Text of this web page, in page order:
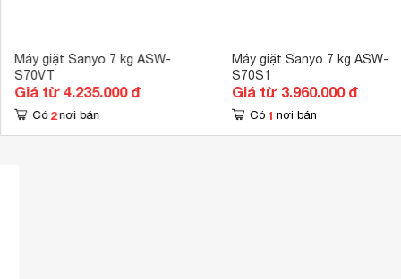
Máy giặt Sanyo 7 kg ASW-
S70VT
Giá từ 4.235.000 đ
Có 2 nơi bán
Máy giặt Sanyo 7 kg ASW-
S70S1
Giá từ 3.960.000 đ
Có 1 nơi bán